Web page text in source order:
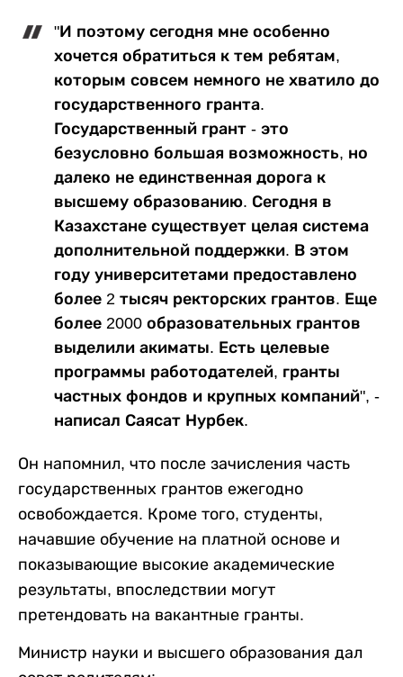
"И поэтому сегодня мне особенно
хочется обратиться к тем ребятам,
которым совсем немного не хватило до
государственного гранта.
Государственный грант - это
безусловно большая возможность, но
далеко не единственная дорога к
высшему образованию. Сегодня в
Казахстане существует целая система
дополнительной поддержки. В этом
году университетами предоставлено
более 2 тысяч ректорских грантов. Еще
более 2000 образовательных грантов
выделили акиматы. Есть целевые
программы работодателей, гранты
частных фондов и крупных компаний", -
написал Саясат Нурбек.
Он напомнил, что после зачисления часть
государственных грантов ежегодно
освобождается. Кроме того, студенты,
начавшие обучение на платной основе и
показывающие высокие академические
результаты, впоследствии могут
претендовать на вакантные гранты.
Министр науки и высшего образования дал